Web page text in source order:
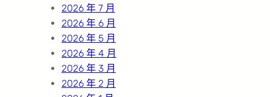
2026 年 7 月
2026 年 6 月
2026 年 5 月
2026 年 4 月
2026 年 3 月
2026 年 2 月